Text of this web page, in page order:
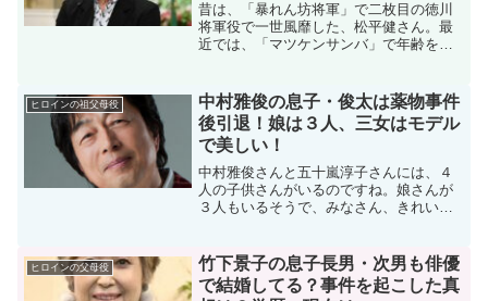
昔は、「暴れん坊将軍」で二枚目の徳川
将軍役で一世風靡した、松平健さん。最
近では、「マツケンサンバ」で年齢を問
は、ヒロイン・橋本環奈さんの祖父役で
ご活躍！純で自由でや...
ヒロインの祖父母役
中村雅俊の息子・俊太は薬物事件
後引退！娘は３人、三女はモデル
で美しい！
中村雅俊さんと五十嵐淳子さんには、４
人の子供さんがいるのですね。娘さんが
３人もいるそうで、みなさん、きれいな
ースはたまたま見ていたので覚えていま
す。今、俊太さんは、役者...
ヒロインの父母役
竹下景子の息子長男・次男も俳優
で結婚してる？事件を起こした真